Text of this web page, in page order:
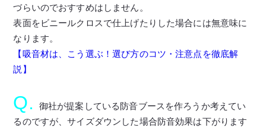
づらいのでおすすめはしません。
表面をビニールクロスで仕上げたりした場合には無意味に
なります。
【吸音材は、こう選ぶ！選び方のコツ・注意点を徹底解
説】
Q.
御社が提案している防音ブースを作ろうか考えてい
るのですが、サイズダウンした場合防音効果は下がります